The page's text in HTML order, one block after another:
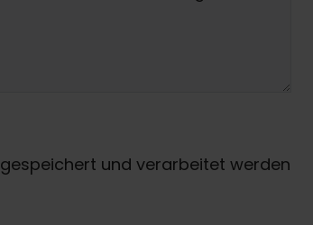
gespeichert und verarbeitet werden